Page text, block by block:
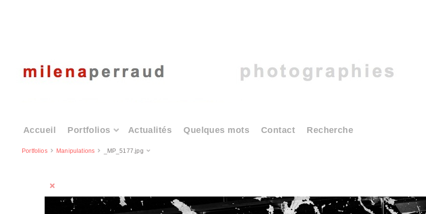
Portfolios Manipulations _MP_5177.jpg
Accueil Portfolios Actualités Quelques mots Contact Recherche